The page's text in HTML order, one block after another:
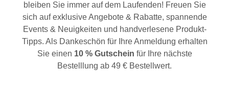
bleiben Sie immer auf dem Laufenden! Freuen Sie
sich auf exklusive Angebote & Rabatte, spannende
Events & Neuigkeiten und handverlesene Produkt-
Tipps. Als Dankeschön für Ihre Anmeldung erhalten
Sie einen 10 % Gutschein für Ihre nächste
Bestelllung ab 49 € Bestellwert.